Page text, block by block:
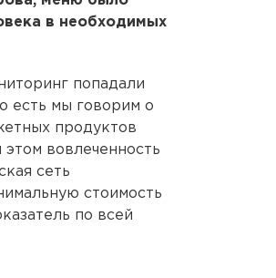
в необходимых
попадали
есть мы говорим о
продуктов
вовлеченность
сеть
стоимость
по всей